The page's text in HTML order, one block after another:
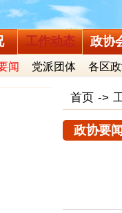
工作动态
闻 党派团体 各区
政协
首页 ->
政协要闻